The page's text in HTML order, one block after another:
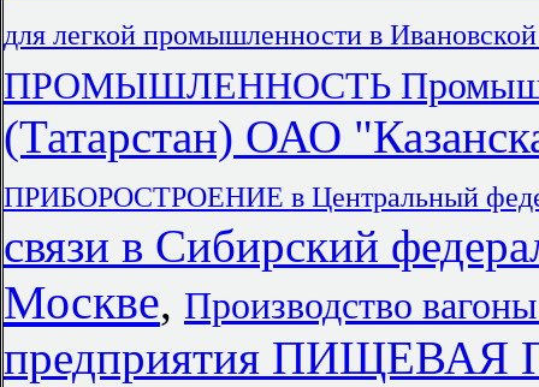
для легкой промышленности в Ивановской
ПРОМЫШЛЕННОСТЬ
(Татарстан) ОАО
ПРИБОРОСТРОЕНИЕ в Центральный
связи в Сибирский
Москве, Производство
предприятия